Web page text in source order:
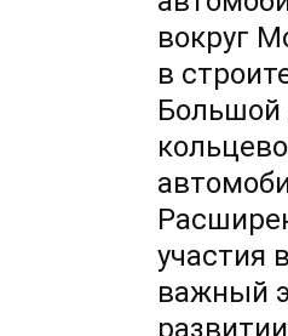
вокруг
в
Большой
участия
важный